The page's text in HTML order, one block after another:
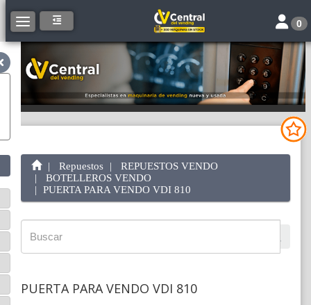
Toggle navigation Toggle
0
Repuestos
REPUESTOS VENDO
BOTELLEROS VENDO
PUERTA PARA VENDO VDI 810
PUERTA PARA VENDO VDI 810